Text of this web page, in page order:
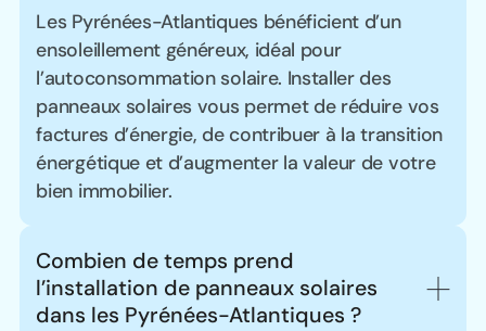
Les Pyrénées-Atlantiques bénéficient d’un
ensoleillement généreux, idéal pour
l’autoconsommation solaire. Installer des
panneaux solaires vous permet de réduire vos
factures d’énergie, de contribuer à la transition
énergétique et d’augmenter la valeur de votre
bien immobilier.
Combien de temps prend
l’installation de panneaux solaires
dans les Pyrénées-Atlantiques ?